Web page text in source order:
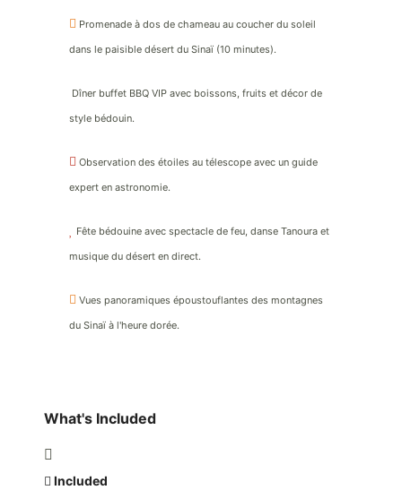
Promenade à dos de chameau au coucher du soleil
dans le paisible désert du Sinaï (10 minutes).
Dîner buffet BBQ VIP avec boissons, fruits et décor de
style bédouin.
Observation des étoiles au télescope avec un guide
expert en astronomie.
Fête bédouine avec spectacle de feu, danse Tanoura et
musique du désert en direct.
Vues panoramiques époustouflantes des montagnes
du Sinaï à l'heure dorée.
What's Included
Included